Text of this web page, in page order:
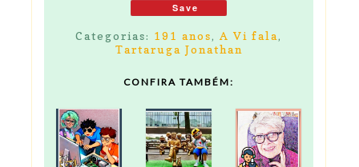
Save
Categorias: 191 anos, A Vi fala,
Tartaruga Jonathan
CONFIRA TAMBÉM: